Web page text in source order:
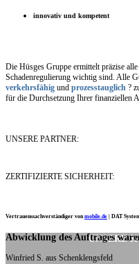
innovativ und kompetent
Die Hüsges Gruppe ermittelt präzise
Schadenregulierung wichtig sind. Alle
verkehrsfähig und prozesstauglich ?
für die Durchsetzung Ihrer finanziellen
UNSERE PARTNER:
ZERTIFIZIERTE SICHERHEIT:
Vertrauenssachverständiger vonmobile.de DAT
UNSERE
Abwicklung des Auftrages
Winfried S. aus Schenklengsfeld